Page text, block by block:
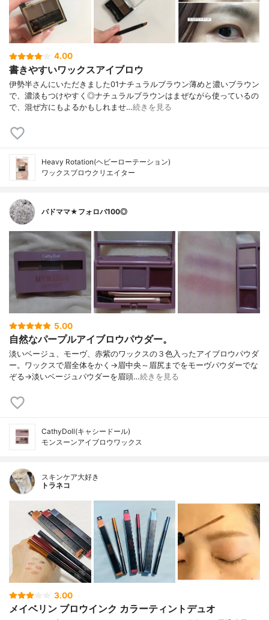
4.00
書きやすいワックスアイブロウ
伊勢半さんにいただきました01ナチュラルブラウン薄めと濃いブラウン
で、濃淡もつけやすく◎ナチュラルブラウンはまぜながら使っているの
で、混ぜ方にもよるかもしれませ…続きを見る
Heavy Rotation(ヘビーローテーション)
ワックスブロウクリエイター
バドママ★フォロバ100◎
5.00
自然なパープルアイブロウパウダー。
淡いベージュ、モーヴ、赤紫のワックスの３色入ったアイブロウパウダ
ー。ワックスで眉全体をかく→眉中央～眉尻までをモーヴパウダーでな
ぞる→淡いベージュパウダーを眉頭…続きを見る
CathyDoll(キャシードール)
モンスーンアイブロウワックス
スキンケア大好き
トラネコ
3.00
メイベリン ブロウインク カラーティントデュオ